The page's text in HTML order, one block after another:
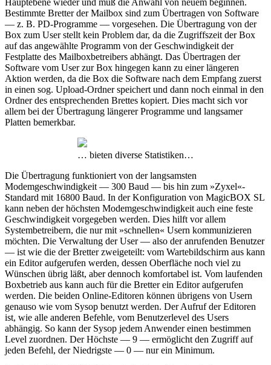
Hauptebene wieder und muß die Anwahl von neuem beginnen.
Bestimmte Bretter der Mailbox sind zum Übertragen von Software
— z. B. PD-Programme — vorgesehen. Die Übertragung von der
Box zum User stellt kein Problem dar, da die Zugriffszeit der Box
auf das angewählte Programm von der Geschwindigkeit der
Festplatte des Mailboxbetreibers abhängt. Das Übertragen der
Software vom User zur Box hingegen kann zu einer längeren
Aktion werden, da die Box die Software nach dem Empfang zuerst
in einen sog. Upload-Ordner speichert und dann noch einmal in den
Ordner des entsprechenden Brettes kopiert. Dies macht sich vor
allem bei der Übertragung längerer Programme und langsamer
Platten bemerkbar.
… bieten diverse Statistiken…
Die Übertragung funktioniert von der langsamsten
Modemgeschwindigkeit — 300 Baud — bis hin zum »Zyxel«-
Standard mit 16800 Baud. In der Konfiguration von MagicBOX SL
kann neben der höchsten Modemgeschwindigkeit auch eine feste
Geschwindigkeit vorgegeben werden. Dies hilft vor allem
Systembetreibern, die nur mit »schnellen« Usern kommunizieren
möchten. Die Verwaltung der User — also der anrufenden Benutzer
— ist wie die der Bretter zweigeteilt: vom Wartebildschirm aus kann
ein Editor aufgerufen werden, dessen Oberfläche noch viel zu
Wünschen übrig läßt, aber dennoch komfortabel ist. Vom laufenden
Boxbetrieb aus kann auch für die Bretter ein Editor aufgerufen
werden. Die beiden Online-Editoren können übrigens von Usern
genauso wie vom Sysop benutzt werden. Der Aufruf der Editoren
ist, wie alle anderen Befehle, vom Benutzerlevel des Users
abhängig. So kann der Sysop jedem Anwender einen bestimmen
Level zuordnen. Der Höchste — 9 — ermöglicht den Zugriff auf
jeden Befehl, der Niedrigste — 0 — nur ein Minimum.